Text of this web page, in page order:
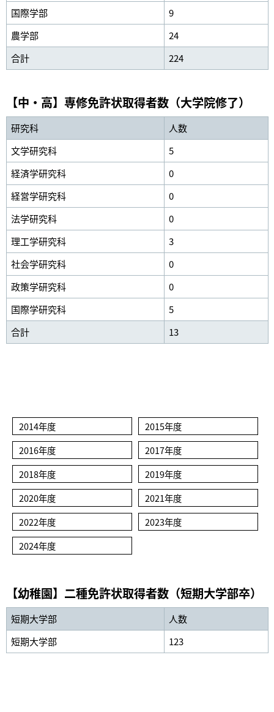
国際学部
9
農学部
24
合計
224
【中・高】専修免許状取得者数（大学院修了）
研究科
人数
文学研究科
5
経済学研究科
0
経営学研究科
0
法学研究科
0
理工学研究科
3
社会学研究科
0
政策学研究科
0
国際学研究科
5
合計
13
2014年度
2015年度
2016年度
2017年度
2018年度
2019年度
2020年度
2021年度
2022年度
2023年度
2024年度
【幼稚園】二種免許状取得者数（短期大学部卒）
短期大学部
人数
短期大学部
123